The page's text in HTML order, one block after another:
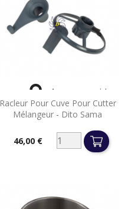
Racleur Pour Cuve Pour Cutter
Mélangeur - Dito Sama
Prix46,00 €
 Aperçu rapide